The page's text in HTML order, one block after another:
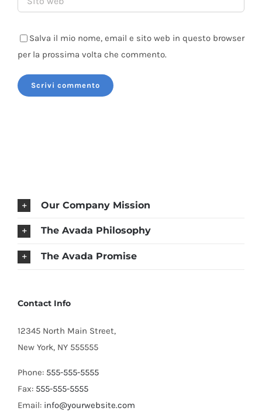
Salva il mio nome, email e sito web in questo browser
per la prossima volta che commento.
Our Company Mission
The Avada Philosophy
The Avada Promise
Contact Info
12345 North Main Street,
New York, NY 555555
Phone: 555-555-5555
Fax: 555-555-5555
Email: info@yourwebsite.com